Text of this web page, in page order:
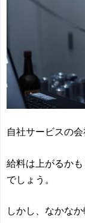
自社サービスの
給料は上がるか
でしょう。
しかし、なかな